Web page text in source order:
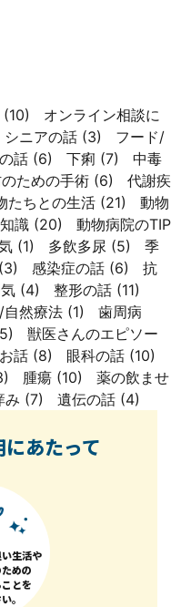
(10)
オンライン相談に
シニアの話 (3)
フード/
話 (6) 下痢 (7)
中毒
ための手術 (6)
代謝疾
たちとの生活 (21)
動物
識 (20)
動物病院のTIP
(1) 多飲多尿 (5)
季
(3) 感染症の話 (6)
抗
(4) 整形の話 (11)
然療法 (1)
歯周病
獣医さんのエピソー
話 (8) 眼科の話 (10)
腫瘍 (10)
薬の飲ませ
み (7) 遺伝の話 (4)
あたって
生活や
めの
とを
。